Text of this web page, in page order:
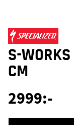
S-
CM
2999:-